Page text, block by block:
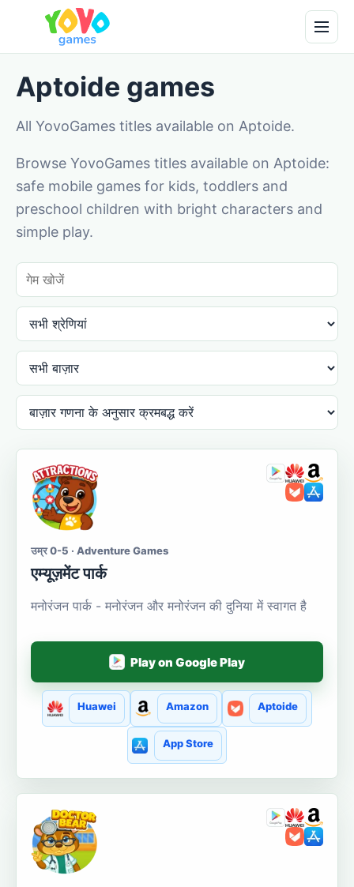
Aptoide games
All YovoGames titles available on Aptoide.
Browse YovoGames titles available on Aptoide:
safe mobile games for kids, toddlers and
preschool children with bright characters and
simple play.
उम्र 0-5 · Adventure Games
एम्यूज़मेंट पार्क
मनोरंजन पार्क - मनोरंजन और मनोरंजन की दुनिया में स्वागत है
Play on Google Play
Huawei Amazon Aptoide
App Store